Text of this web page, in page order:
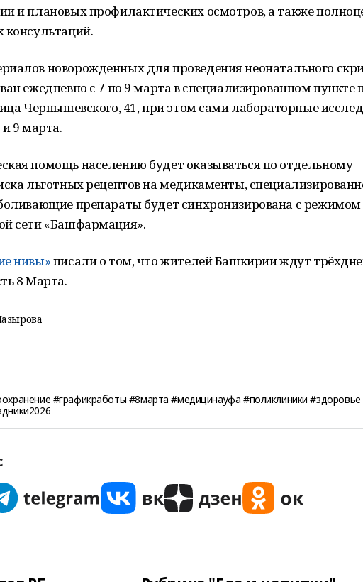
и плановых профилактических осмотров, а также
консультаций.
новорожденных для проведения неонатального
ежедневно с 7 по 9 марта в специализированном пункте
Чернышевского, 41, при этом сами лабораторные
9 марта.
помощь населению будет оказываться по отдельному
льготных рецептов на медикаменты,
препараты будет синхронизирована с режимом
сети «Башфармация».
нивы»писали о том, что жителей Башкирии ждут
8 Марта.
#графикработы #8марта #медицинауфа #поликлиники #здоровье